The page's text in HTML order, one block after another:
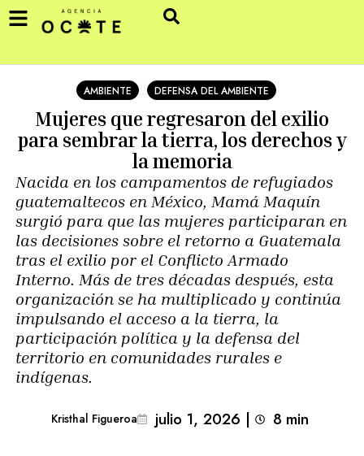
AMBIENTE DEFENSA DEL AMBIENTE
Mujeres que regresaron del exilio
para sembrar la tierra, los derechos y
la memoria
Nacida en los campamentos de refugiados
guatemaltecos en México, Mamá Maquín
surgió para que las mujeres participaran en
las decisiones sobre el retorno a Guatemala
tras el exilio por el Conflicto Armado
Interno. Más de tres décadas después, esta
organización se ha multiplicado y continúa
impulsando el acceso a la tierra, la
participación política y la defensa del
territorio en comunidades rurales e
indígenas.
Kristhal Figueroa julio 1, 2026 | 8 min